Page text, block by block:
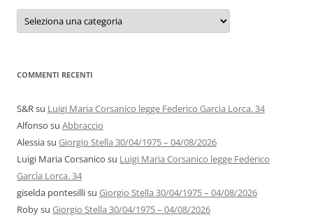
Categorie
autori
COMMENTI RECENTI
S&Rsu Luigi Maria Corsanico legge Federico Garcìa Lorca. 34
Alfonso su Abbraccio
Alessiasu Giorgio Stella 30/04/1975 – 04/08/2026
Luigi Maria Corsanico su Luigi Maria Corsanico legge Federico
Garcìa Lorca. 34
giselda pontesillisu Giorgio Stella 30/04/1975 – 04/08/2026
Robysu Giorgio Stella 30/04/1975 – 04/08/2026